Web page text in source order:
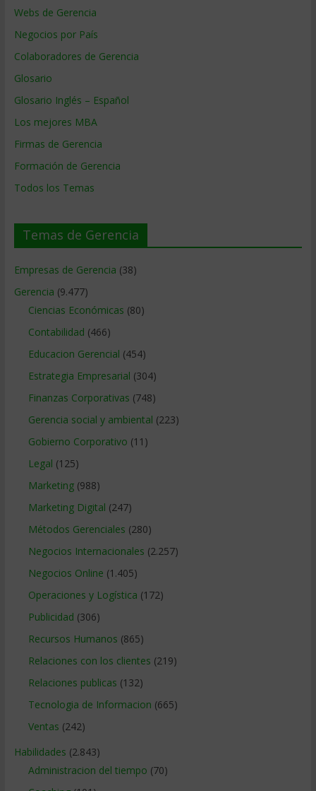
Webs de Gerencia
Negocios por País
Colaboradores de Gerencia
Glosario
Glosario Inglés – Español
Los mejores MBA
Firmas de Gerencia
Formación de Gerencia
Todos los Temas
Temas de Gerencia
Empresas de Gerencia (38)
Gerencia (9.477)
Ciencias Económicas (80)
Contabilidad (466)
Educacion Gerencial (454)
Estrategia Empresarial (304)
Finanzas Corporativas (748)
Gerencia social y ambiental (223)
Gobierno Corporativo (11)
Legal (125)
Marketing(988)
Marketing Digital (247)
Métodos Gerenciales (280)
Negocios Internacionales (2.257)
Negocios Online (1.405)
Operaciones y Logística (172)
Publicidad (306)
Recursos Humanos (865)
Relaciones con los clientes (219)
Relaciones publicas (132)
Tecnologia de Informacion (665)
Ventas (242)
Habilidades (2.843)
Administracion del tiempo (70)